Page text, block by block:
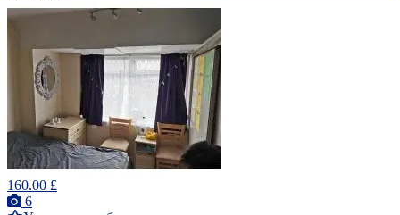
160.00 £
6